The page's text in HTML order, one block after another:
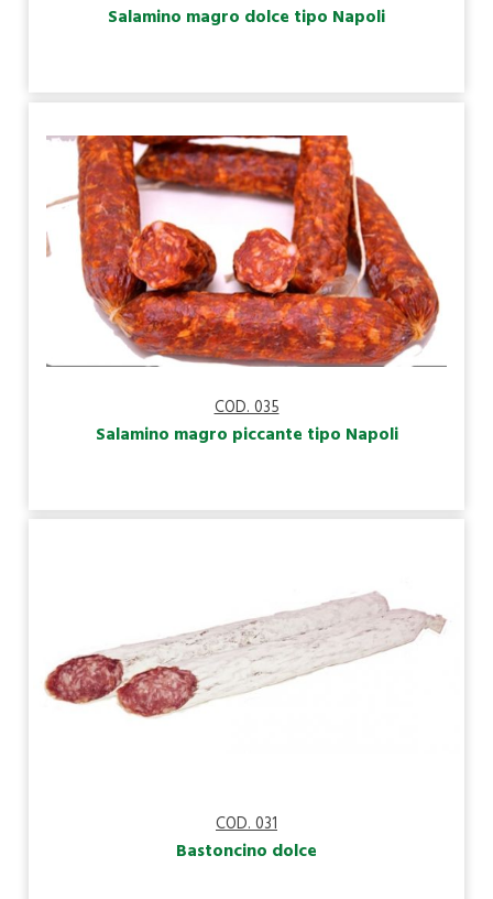
Salamino magro dolce tipo Napoli
COD. 035
Salamino magro piccante tipo Napoli
COD. 031
Bastoncino dolce